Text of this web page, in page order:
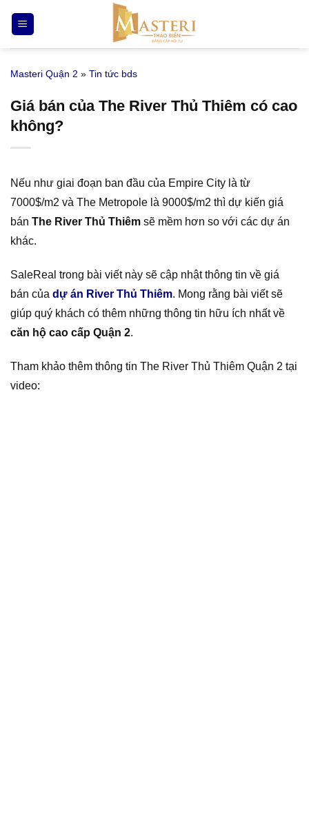
qua
nội
Masteri Quận 2 » Tin tức bds
Giá bán của The River Thủ Thiêm có cao
không?
Nếu như giai đoạn ban đầu của Empire City là từ
7000$/m2 và The Metropole là 9000$/m2 thì dự kiến giá
bán The River Thủ Thiêm sẽ mềm hơn so với các dự án
khác.
SaleReal trong bài viết này sẽ cập nhật thông tin về giá
bán của dự án River Thủ Thiêm. Mong rằng bài viết sẽ
giúp quý khách có thêm những thông tin hữu ích nhất về
căn hộ cao cấp Quận 2.
Tham khảo thêm thông tin The River Thủ Thiêm Quận 2 tại
video: